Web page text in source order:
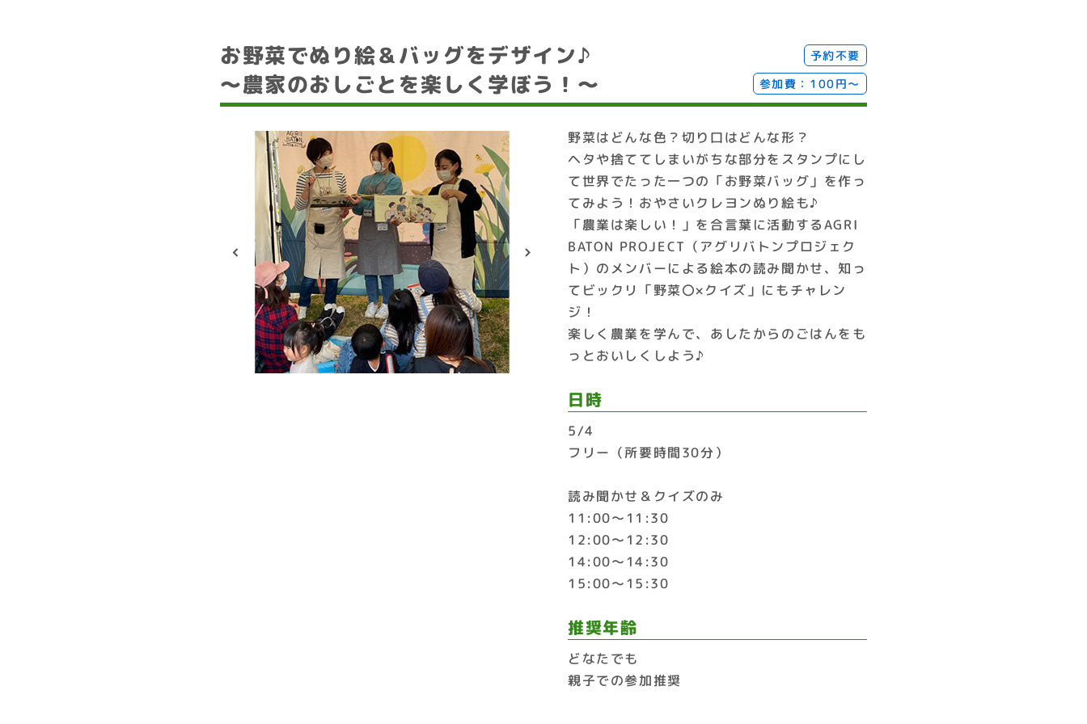
お野菜でぬり絵＆バッグをデザイン♪
～農家のおしごとを楽しく学ぼう！～
予約不要
参加費：100円〜
野菜はどんな色？切り口はどんな形？
ヘタや捨ててしまいがちな部分をスタンプにし
て世界でたった一つの「お野菜バッグ」を作っ
てみよう！おやさいクレヨンぬり絵も♪
「農業は楽しい！」を合言葉に活動するAGRI
BATON PROJECT（アグリバトンプロジェク
ト）のメンバーによる絵本の読み聞かせ、知っ
てビックリ「野菜〇×クイズ」にもチャレン
ジ！
楽しく農業を学んで、あしたからのごはんをも
っとおいしくしよう♪
日時
5/4
フリー（所要時間30分）
読み聞かせ＆クイズのみ
11:00〜11:30
12:00〜12:30
14:00〜14:30
15:00〜15:30
推奨年齢
どなたでも
親子での参加推奨